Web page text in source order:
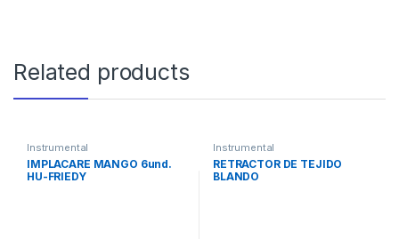
Related products
Instrumental
IMPLACARE MANGO 6und.
HU-FRIEDY
Instrumental
RETRACTOR DE TEJIDO
BLANDO